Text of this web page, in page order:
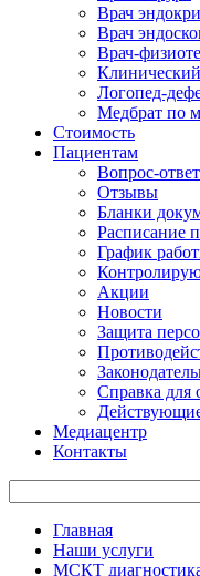
Врач
Врач
Врач-
Логопед-
Медбрат по
Стоимость
Пациентам
Вопрос-ответ
Отзывы
Бланки
Расписание
График
Акции
Новости
Защита
Справка для
Медиацентр
Контакты
Главная
Наши услуги
МСКТ